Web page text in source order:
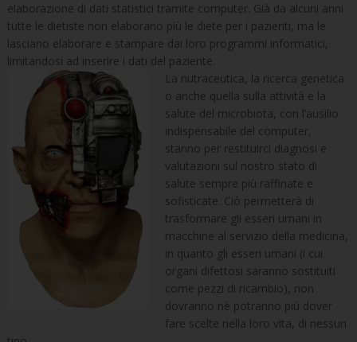
elaborazione di dati statistici tramite computer. Già da alcuni anni
tutte le dietiste non elaborano più le diete per i pazienti, ma le
lasciano elaborare e stampare dai loro programmi informatici,
limitandosi ad inserire i dati del paziente.
La nutraceutica, la ricerca genetica
o anche quella sulla attività e la
salute del microbiota, con l’ausilio
indispensabile del computer,
stanno per restituirci diagnosi e
valutazioni sul nostro stato di
salute sempre più raffinate e
sofisticate. Ciò permetterà di
trasformare gli esseri umani in
macchine al servizio della medicina,
in quanto gli esseri umani (i cui
organi difettosi saranno sostituiti
come pezzi di ricambio), non
dovranno nè potranno più dover
fare scelte nella loro vita, di nessun